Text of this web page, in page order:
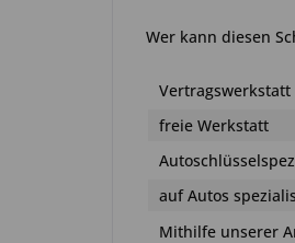
Wer kann diesen
Vertragswerkstatt
freie Werkstatt
auf Autos
Mithilfe unserer